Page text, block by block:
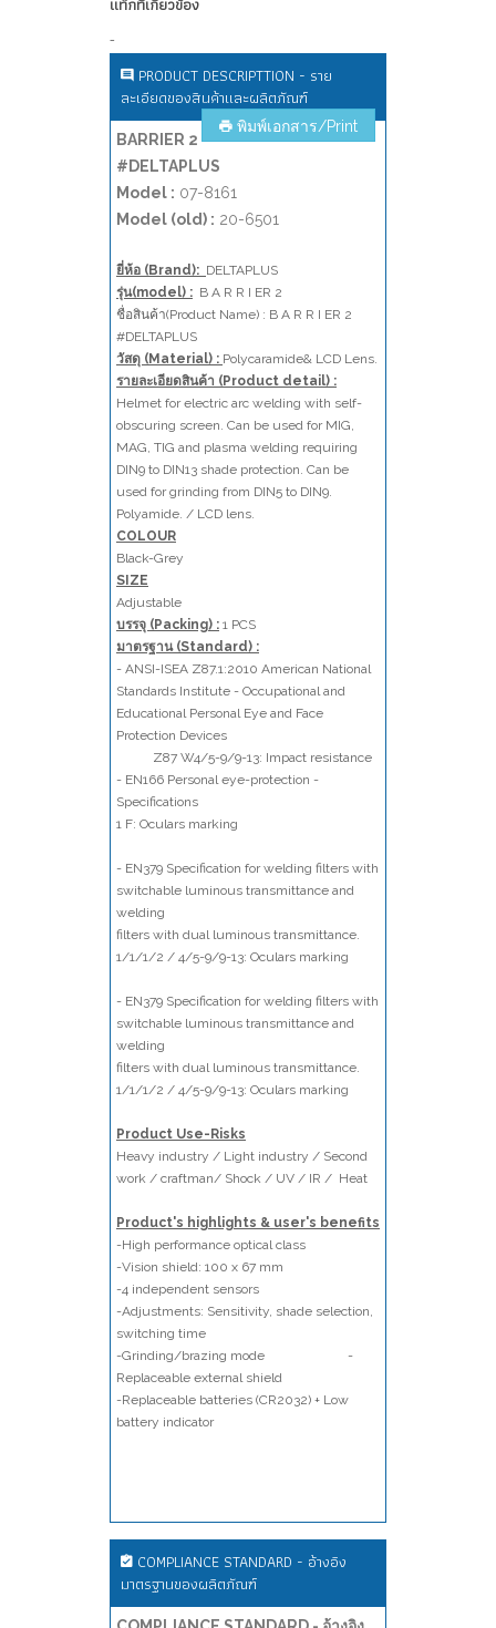
-
PRODUCT DESCRIPTTION - ราย
ละเอียดของสินค้าและผลิตภัณฑ์
พิมพ์เอกสาร/Print
BARRIER 2
#DELTAPLUS
Model : 07-8161
Model (old) : 20-6501
ยี่ห้อ (Brand): DELTAPLUS
รุ่น(model) : B A R R I ER 2
ชื่อสินค้า(Product Name) : B A R R I ER 2
#DELTAPLUS
วัสดุ (Material) : Polycaramide& LCD Lens.
รายละเอียดสินค้า (Product detail) :
Helmet for electric arc welding with self-
obscuring screen. Can be used for MIG,
MAG, TIG and plasma welding requiring
DIN9 to DIN13 shade protection. Can be
used for grinding from DIN5 to DIN9.
Polyamide. / LCD lens.
COLOUR
Black-Grey
SIZE
Adjustable
บรรจุ (Packing) : 1 PCS
มาตรฐาน (Standard) :
- ANSI-ISEA Z87.1:2010 American National
Standards Institute - Occupational and
Educational Personal Eye and Face
Protection Devices
Z87 W4/5-9/9-13: Impact resistance
- EN166 Personal eye-protection -
Specifications
1 F: Oculars marking
- EN379 Specification for welding filters with
switchable luminous transmittance and
welding
filters with dual luminous transmittance.
1/1/1/2 / 4/5-9/9-13: Oculars marking
- EN379 Specification for welding filters with
switchable luminous transmittance and
welding
filters with dual luminous transmittance.
1/1/1/2 / 4/5-9/9-13: Oculars marking
Product Use-Risks
Heavy industry / Light industry / Second
work / craftman/ Shock / UV / IR / Heat
Product's highlights & user's benefits
-High performance optical class
-Vision shield: 100 x 67 mm
-4 independent sensors
-Adjustments: Sensitivity, shade selection,
switching time
-Grinding/brazing mode -
Replaceable external shield
-Replaceable batteries (CR2032) + Low
battery indicator
COMPLIANCE STANDARD - อ้างอิง
มาตรฐานของผลิตภัณฑ์